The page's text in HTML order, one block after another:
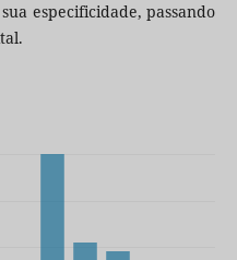
especificidade, passando